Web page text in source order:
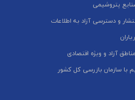
پتروشیمی
و دسترسی آزاد به اطلاعات
آزاد و ویژه اقتصادی
با سازمان بازرسی کل کشور